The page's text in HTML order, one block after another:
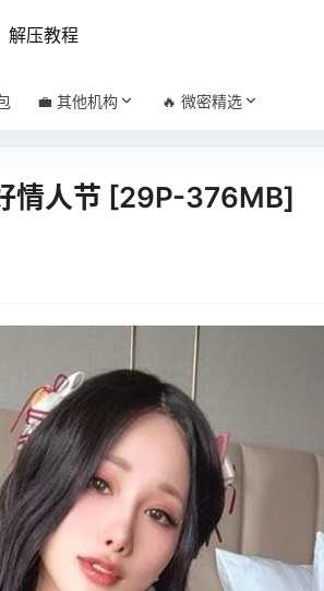
解压教程
💼 其他机构 🔥 微密精选
情人节 [29P-376MB]